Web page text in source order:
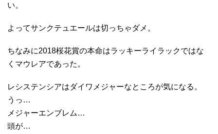
い。
よってサンクテュエールは切っちゃダメ。
ちなみに2018桜花賞の本命はラッキーライラックではな
くマウレアであった。
レシステンシアはダイワメジャーなところが気になる。
うっ…
メジャーエンブレム…
頭が…